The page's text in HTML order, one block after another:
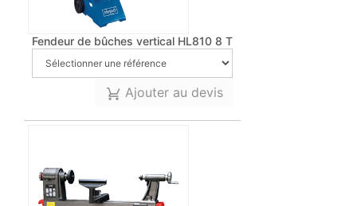
Fendeur de bûches vertical HL810 8 T
Ajouter au devis